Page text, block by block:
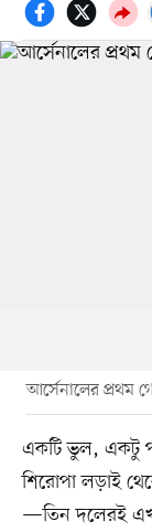
আর্সেনালের প্রথম
একটি ভুল, একটু
শিরোপা লড়াই
—তিন দলেরই